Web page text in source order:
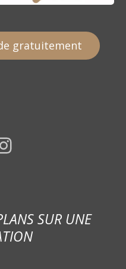
gratuitement
SUR UNE